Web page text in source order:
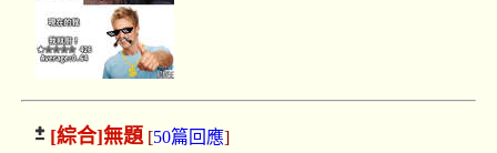
[綜合]無題[50篇回應]